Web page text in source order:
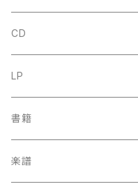
CD
古楽
中古CD
鍋島元子関連CD
古楽以外
中古CD
LP
古楽
中古LP
古楽以外
書籍
古楽関係
楽譜